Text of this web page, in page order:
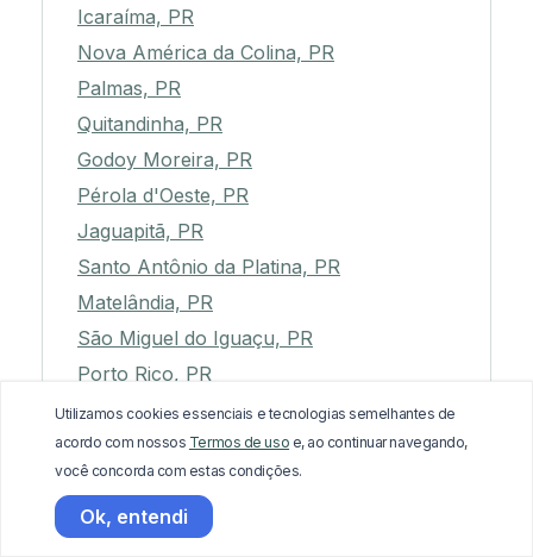
Icaraíma, PR
Nova América da Colina, PR
Palmas, PR
Quitandinha, PR
Godoy Moreira, PR
Pérola d'Oeste, PR
Jaguapitã, PR
Santo Antônio da Platina, PR
Matelândia, PR
São Miguel do Iguaçu, PR
Porto Rico, PR
Itaperuçu, PR
Morretes, PR
Turvo, PR
Tamboara, PR
Utilizamos cookies essenciais e tecnologias semelhantes de
acordo com nossos Termos de uso e, ao continuar navegando,
você concorda com estas condições.
Ok, entendi